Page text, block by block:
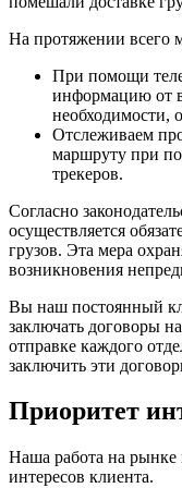
На протяжении всего
При помощи
информацию от
необходимости,
Отслеживаем
маршруту при
трекеров.
Согласно
осуществляется
грузов. Эта мера
возникновения
Вы наш постоянный
заключать договоры
отправке каждого
заключить эти
Приоритет
Наша работа на рынке
интересов клиента.